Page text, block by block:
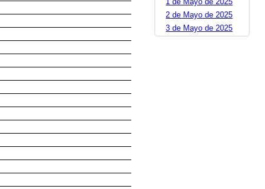
2 de Mayo de 2025
3 de Mayo de 2025